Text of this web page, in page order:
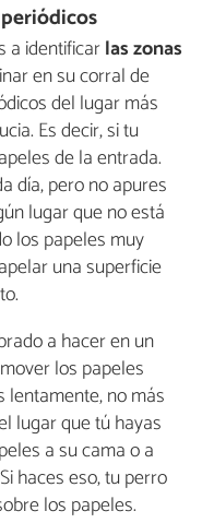
a identificarlas zonas
en su corral de
del lugar más
Es decir, si tu
de la entrada.
día, pero no apures
lugar que no está
los papeles muy
una superficie
a hacer en un
los papeles
lentamente, no más
lugar que tú hayas
a su cama o a
haces eso, tu perro
los papeles.